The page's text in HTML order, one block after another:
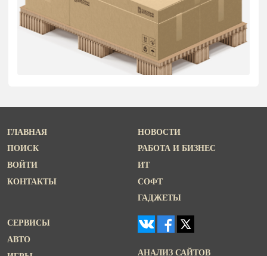
ГЛАВНАЯ
ПОИСК
ВОЙТИ
КОНТАКТЫ
НОВОСТИ
РАБОТА И БИЗНЕС
ИТ
СОФТ
ГАДЖЕТЫ
СЕРВИСЫ
АВТО
АНАЛИЗ САЙТОВ